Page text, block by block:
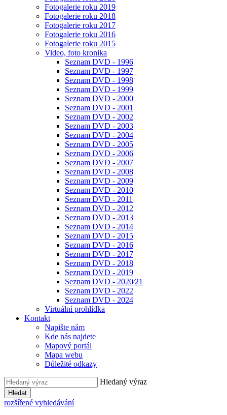
Fotogalerie roku 2019
Fotogalerie roku 2018
Fotogalerie roku 2017
Fotogalerie roku 2016
Fotogalerie roku 2015
Video, foto kronika
Seznam DVD - 1996
Seznam DVD - 1997
Seznam DVD - 1998
Seznam DVD - 1999
Seznam DVD - 2000
Seznam DVD - 2001
Seznam DVD - 2002
Seznam DVD - 2003
Seznam DVD - 2004
Seznam DVD - 2005
Seznam DVD - 2006
Seznam DVD - 2007
Seznam DVD - 2008
Seznam DVD - 2009
Seznam DVD - 2010
Seznam DVD - 2011
Seznam DVD - 2012
Seznam DVD - 2013
Seznam DVD - 2014
Seznam DVD - 2015
Seznam DVD - 2016
Seznam DVD - 2017
Seznam DVD - 2018
Seznam DVD - 2019
Seznam DVD - 2020⁄21
Seznam DVD - 2022
Seznam DVD - 2024
Virtuální prohlídka
Kontakt
Napište nám
Kde nás najdete
Mapový portál
Mapa webu
Důležité odkazy
Hledaný výraz
Hledat
rozšířené vyhledávání